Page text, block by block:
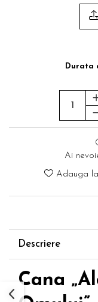
Durata
Ai
Adauga
Descriere
Cana